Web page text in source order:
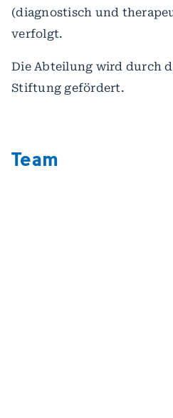
(diagnostisch und
verfolgt.
Die Abteilung wird durch
Stiftung gefördert.
Team